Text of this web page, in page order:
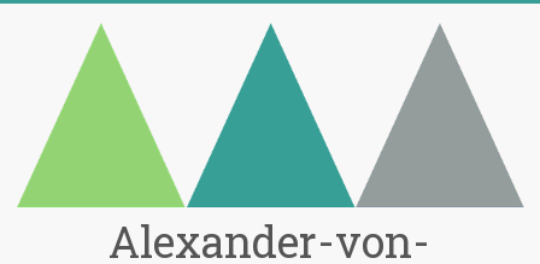
Alexander-von-